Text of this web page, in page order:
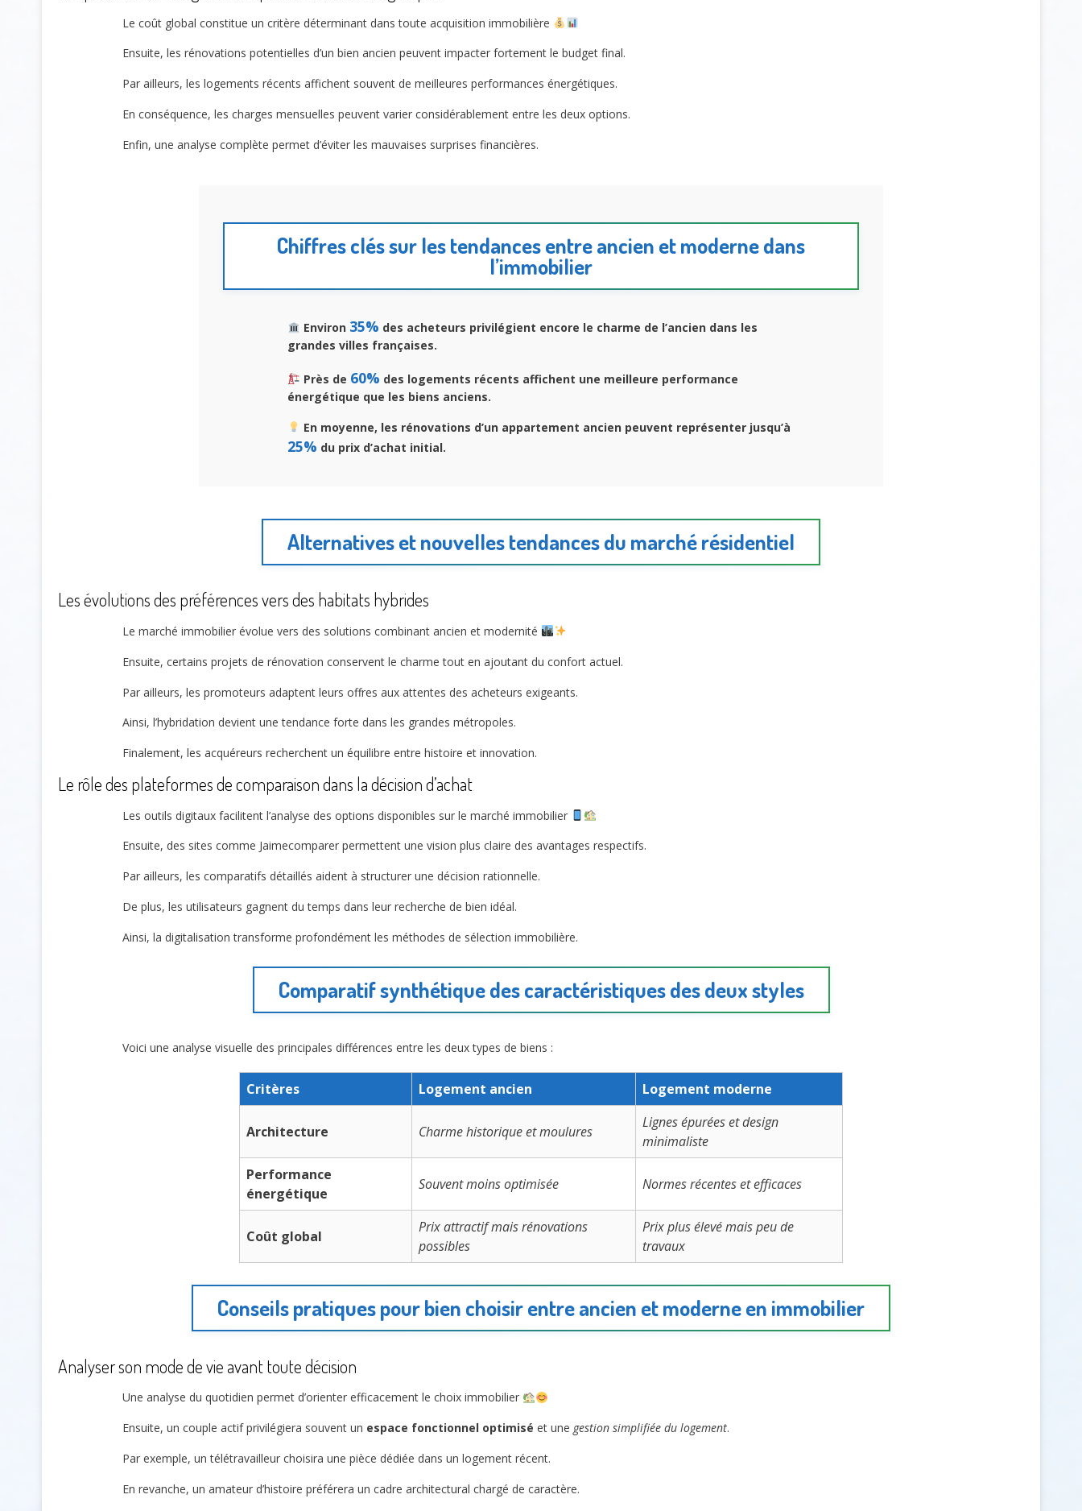
Le coût global constitue un critère déterminant dans toute acquisition immobilière
Ensuite, les rénovations potentielles d’un bien ancien peuvent impacter fortement le budget final.
Par ailleurs, les logements récents affichent souvent de meilleures performances énergétiques.
En conséquence, les charges mensuelles peuvent varier considérablement entre les deux options.
Enfin, une analyse complète permet d’éviter les mauvaises surprises financières.
Chiffres clés sur les tendances entre ancien et moderne dans
l’immobilier
Environ 35% des acheteurs privilégient encore le charme de l’ancien dans les
grandes villes françaises.
Près de 60% des logements récents affichent une meilleure performance
énergétique que les biens anciens.
En moyenne, les rénovations d’un appartement ancien peuvent représenter jusqu’à
25% du prix d’achat initial.
Alternatives et nouvelles tendances du marché résidentiel
Les évolutions des préférences vers des habitats hybrides
Le marché immobilier évolue vers des solutions combinant ancien et modernité
Ensuite, certains projets de rénovation conservent le charme tout en ajoutant du confort actuel.
Par ailleurs, les promoteurs adaptent leurs offres aux attentes des acheteurs exigeants.
Ainsi, l’hybridation devient une tendance forte dans les grandes métropoles.
Finalement, les acquéreurs recherchent un équilibre entre histoire et innovation.
Le rôle des plateformes de comparaison dans la décision d’achat
Les outils digitaux facilitent l’analyse des options disponibles sur le marché immobilier
Ensuite, des sites comme Jaimecomparer permettent une vision plus claire des avantages respectifs.
Par ailleurs, les comparatifs détaillés aident à structurer une décision rationnelle.
De plus, les utilisateurs gagnent du temps dans leur recherche de bien idéal.
Ainsi, la digitalisation transforme profondément les méthodes de sélection immobilière.
Comparatif synthétique des caractéristiques des deux styles
Voici une analyse visuelle des principales différences entre les deux types de biens :
Critères Logement ancien Logement moderne
Architecture Charme historique et moulures
Lignes épurées et design
minimaliste
Performance
énergétique
Souvent moins optimisée Normes récentes et efficaces
Coût global
Prix attractif mais rénovations
possibles
Prix plus élevé mais peu de
travaux
Conseils pratiques pour bien choisir entre ancien et moderne en immobilier
Analyser son mode de vie avant toute décision
Une analyse du quotidien permet d’orienter efficacement le choix immobilier
Ensuite, un couple actif privilégiera souvent un espace fonctionnel optimisé et une gestion simplifiée du logement.
Par exemple, un télétravailleur choisira une pièce dédiée dans un logement récent.
En revanche, un amateur d’histoire préférera un cadre architectural chargé de caractère.